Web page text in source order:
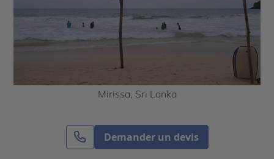
Demander un devis
Mirissa, Sri Lanka
La fin du voyage, Colombo, une
Capitale animée entre histoire et